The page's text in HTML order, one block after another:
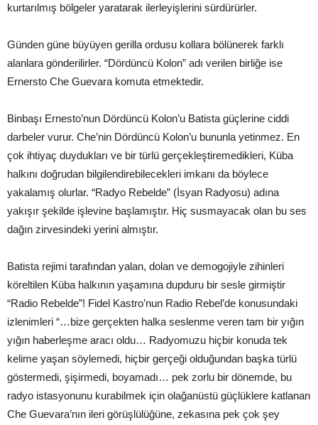
kurtarılmış bölgeler yaratarak ilerleyişlerini sürdürürler.
Günden güne büyüyen gerilla ordusu kollara bölünerek farklı
alanlara gönderilirler. “Dördüncü Kolon” adı verilen birliğe ise
Ernersto Che Guevara komuta etmektedir.
Binbaşı Ernesto’nun Dördüncü Kolon’u Batista güçlerine ciddi
darbeler vurur. Che’nin Dördüncü Kolon’u bununla yetinmez. En
çok ihtiyaç duydukları ve bir türlü gerçekleştiremedikleri, Küba
halkını doğrudan bilgilendirebilecekleri imkanı da böylece
yakalamış olurlar. “Radyo Rebelde” (İsyan Radyosu) adına
yakışır şekilde işlevine başlamıştır. Hiç susmayacak olan bu ses
dağın zirvesindeki yerini almıştır.
Batista rejimi tarafından yalan, dolan ve demogojiyle zihinleri
köreltilen Küba halkının yaşamına dupduru bir sesle girmiştir
“Radio Rebelde”! Fidel Kastro’nun Radio Rebel’de konusundaki
izlenimleri “…bize gerçekten halka seslenme veren tam bir yığın
yığın haberleşme aracı oldu… Radyomuzu hiçbir konuda tek
kelime yaşan söylemedi, hiçbir gerçeği olduğundan başka türlü
göstermedi, şişirmedi, boyamadı… pek zorlu bir dönemde, bu
radyo istasyonunu kurabilmek için olağanüstü güçlüklere katlanan
Che Guevara’nın ileri görüşlülüğüne, zekasına pek çok şey